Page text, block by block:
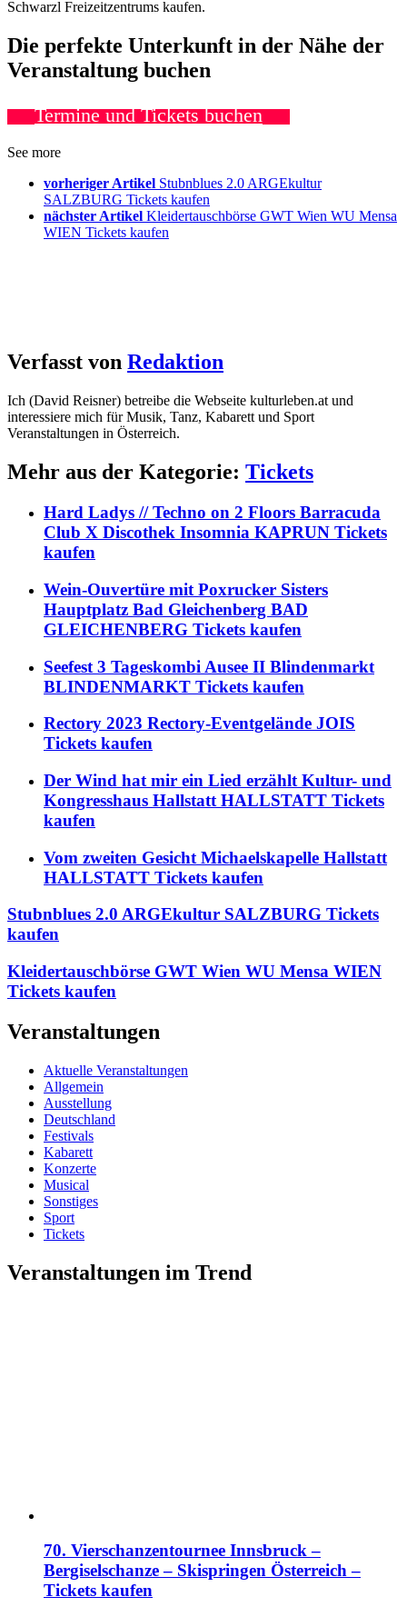
Schwarzl Freizeitzentrums kaufen.
Die perfekte Unterkunft in der Nähe der
Veranstaltung buchen
Termine und Tickets buchen
See more
vorheriger Artikel Stubnblues 2.0 ARGEkultur
SALZBURG Tickets kaufen
nächster Artikel Kleidertauschbörse GWT Wien WU Mensa
WIEN Tickets kaufen
Verfasst von Redaktion
Ich (David Reisner) betreibe die Webseite kulturleben.at und
interessiere mich für Musik, Tanz, Kabarett und Sport
Veranstaltungen in Österreich.
Mehr aus der Kategorie: Tickets
Hard Ladys // Techno on 2 Floors Barracuda
Club X Discothek Insomnia KAPRUN Tickets
kaufen
Wein-Ouvertüre mit Poxrucker Sisters
Hauptplatz Bad Gleichenberg BAD
GLEICHENBERG Tickets kaufen
Seefest 3 Tageskombi Ausee II Blindenmarkt
BLINDENMARKT Tickets kaufen
Rectory 2023 Rectory-Eventgelände JOIS
Tickets kaufen
Der Wind hat mir ein Lied erzählt Kultur- und
Kongresshaus Hallstatt HALLSTATT Tickets
kaufen
Vom zweiten Gesicht Michaelskapelle Hallstatt
HALLSTATT Tickets kaufen
Stubnblues 2.0 ARGEkultur SALZBURG Tickets
kaufen
Kleidertauschbörse GWT Wien WU Mensa WIEN
Tickets kaufen
Veranstaltungen
Aktuelle Veranstaltungen
Allgemein
Ausstellung
Deutschland
Festivals
Kabarett
Konzerte
Musical
Sonstiges
Sport
Tickets
Veranstaltungen im Trend
70. Vierschanzentournee Innsbruck –
Bergiselschanze – Skispringen Österreich –
Tickets kaufen